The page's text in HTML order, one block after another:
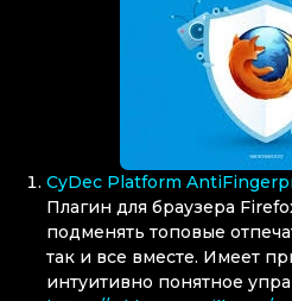
CyDec Platform
Плагин для браузера
подменять топовые
так и все вместе. Имеет
интуитивно понятное